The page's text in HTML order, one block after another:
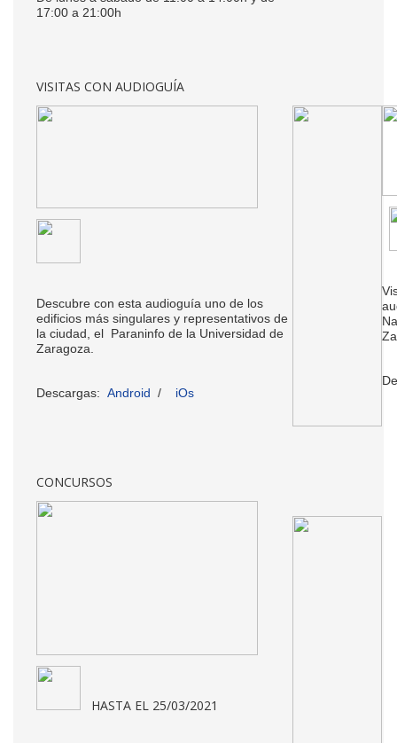
17:00 a 21:00h
VISITAS CON AUDIOGUÍA
Descubre con esta audioguía uno de los
edificios más singulares y representativos de
la ciudad, el Paraninfo de la Universidad de
Zaragoza.
Descargas: Android / iOs
CONCURSOS
HASTA EL 25/03/2021